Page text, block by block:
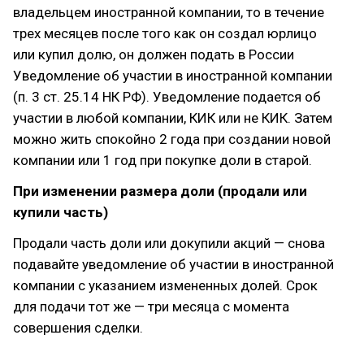
владельцем иностранной компании, то в течение
трех месяцев после того как он создал юрлицо
или купил долю, он должен подать в России
Уведомление об участии в иностранной компании
(п. 3 ст. 25.14 НК РФ). Уведомление подается об
участии в любой компании, КИК или не КИК. Затем
можно жить спокойно 2 года при создании новой
компании или 1 год при покупке доли в старой.
При изменении размера доли (продали или
купили часть)
Продали часть доли или докупили акций — снова
подавайте уведомление об участии в иностранной
компании с указанием измененных долей. Срок
для подачи тот же — три месяца с момента
совершения сделки.